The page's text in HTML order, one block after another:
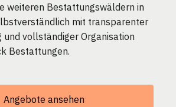
weiteren Bestattungswäldern in
mit transparenter
und vollständiger Organisation
Bestattungen.
Angebote ansehen